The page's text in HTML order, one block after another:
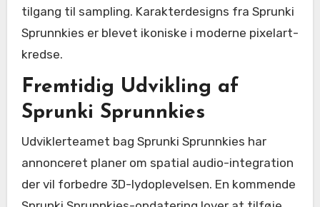
tilgang til sampling. Karakterdesigns fra Sprunki
Sprunnkies er blevet ikoniske i moderne pixelart-
kredse.
Fremtidig Udvikling af
Sprunki Sprunnkies
Udviklerteamet bag Sprunki Sprunnkies har
annonceret planer om spatial audio-integration
der vil forbedre 3D-lydoplevelsen. En kommende